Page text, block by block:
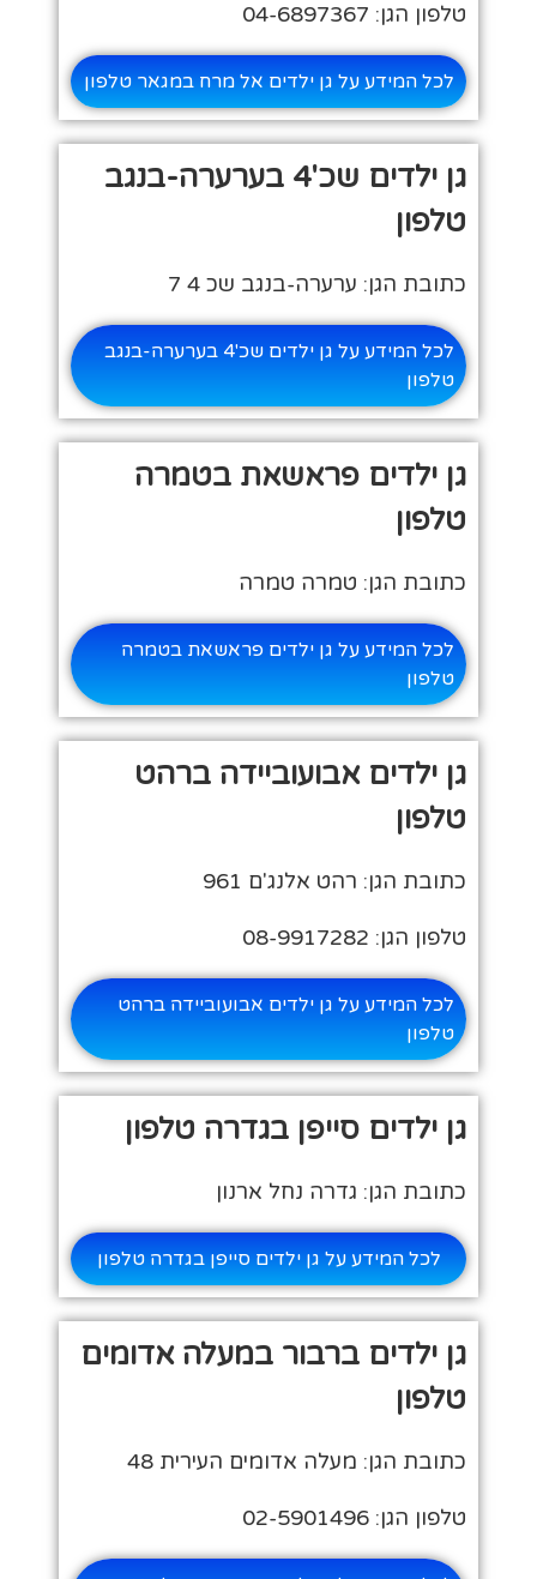
טלפון הגן: 04-6897367
לכל המידע על גן ילדים אל מרח במגאר טלפון
גן ילדים שכ'4 בערערה-בנגב
טלפון
כתובת הגן: ערערה-בנגב שכ 4 7
לכל המידע על גן ילדים שכ'4 בערערה-בנגב
טלפון
גן ילדים פראשאת בטמרה
טלפון
כתובת הגן: טמרה טמרה
לכל המידע על גן ילדים פראשאת בטמרה
טלפון
גן ילדים אבועוביידה ברהט
טלפון
כתובת הגן: רהט אלנג'ם 961
טלפון הגן: 08-9917282
לכל המידע על גן ילדים אבועוביידה ברהט
טלפון
גן ילדים סייפן בגדרה טלפון
כתובת הגן: גדרה נחל ארנון
לכל המידע על גן ילדים סייפן בגדרה טלפון
גן ילדים ברבור במעלה אדומים
טלפון
כתובת הגן: מעלה אדומים העירית 48
טלפון הגן: 02-5901496